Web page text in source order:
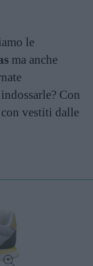
le
ma anche
Con
vestiti dalle